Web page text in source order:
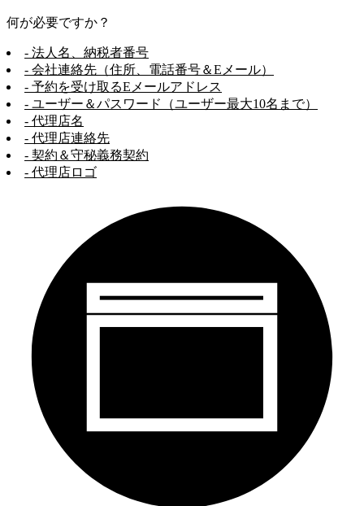
何が必要ですか？
- 法人名、納税者番号
- 会社連絡先（住所、電話番号＆Eメール）
- 予約を受け取るEメールアドレス
- ユーザー＆パスワード（ユーザー最大10名まで）
- 代理店名
- 代理店連絡先
- 契約＆守秘義務契約
- 代理店ロゴ